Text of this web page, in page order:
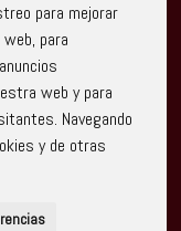
para mejorar
para
web y para
Navegando
y de otras
de la Unión
FEDER de Andalucía
respuesta de la Unión
para compensar el
o electricidad a pymes
por el incremento de
provocados por el
contra Ucrania.